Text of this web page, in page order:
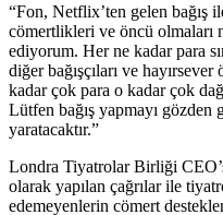
“Fon, Netflix’ten gelen bağış
cömertlikleri ve öncü olmaları
ediyorum. Her ne kadar para
diğer bağışçıları ve
kadar çok para o kadar çok
Lütfen bağış yapmayı
yaratacaktır.”
Londra Tiyatrolar Birliği
olarak yapılan çağrılar ile
edemeyenlerin cömert